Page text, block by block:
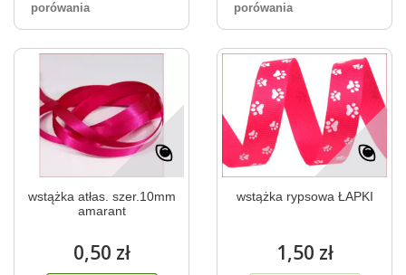
porówania
porówania
wstążka atłas. szer.10mm
amarant
0,50 zł
wstążka rypsowa ŁAPKI
1,50 zł